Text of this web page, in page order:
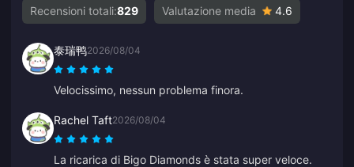
Recensioni totali:829 Valutazione media 4.6
泰瑞鸭2026/08/04
Velocissimo, nessun problema finora.
Rachel Taft2026/08/04
La ricarica di Bigo Diamonds è stata super veloce.